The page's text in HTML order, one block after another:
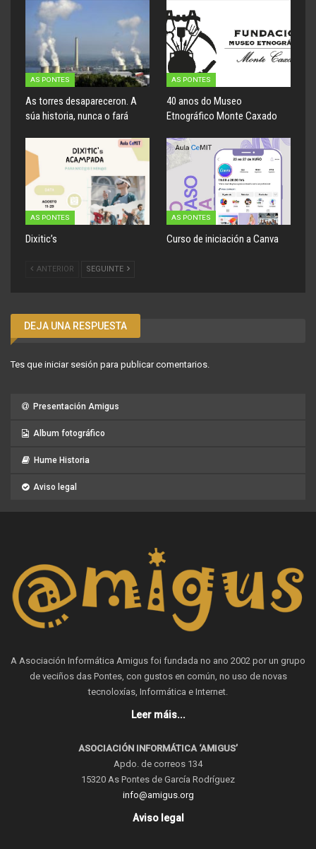
AS PONTES
As torres desapareceron. A
súa historia, nunca o fará
AS PONTES
40 anos do Museo
Etnográfico Monte Caxado
AS PONTES
Dixitic’s
AS PONTES
Curso de iniciación a Canva
ANTERIOR SEGUINTE
DEJA UNA RESPUESTA
Tes que iniciar sesión para publicar comentarios.
Presentación Amigus
Album fotográfico
Hume Historia
Aviso legal
A Asociación Informática Amigus foi fundada no ano 2002 por un grupo
de veciños das Pontes, con gustos en común, no uso de novas
tecnoloxías, Informática e Internet.
Leer máis...
ASOCIACIÓN INFORMÁTICA ‘AMIGUS’
Apdo. de correos 134
15320 As Pontes de García Rodríguez
info@amigus.org
Aviso legal